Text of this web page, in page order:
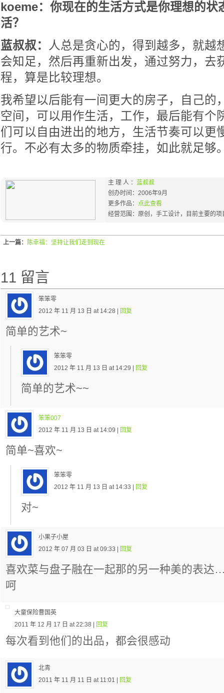
koeme：你现在的生活方式是你理想的状
活？
蓝叔叔：
人总是贪心的，得到越多，就越
会知足，然后再重新出发，通过努力，去
程，算是比较理想。
我希望以后能有一间更大的房子，自己的
空间，可以用作生活，工作，最后能有个
们可以自由进出的地方，生活节奏可以更
行。不必有太多的物质牵挂，如此就足够
主 理 人 ： 蓝叔叔
创办时间：2006年9月
更多作品： 点此查看
经营范围：原创，手工设计，目前主要的
上一篇： 陈幸福：坚持让我们走到现在
11 留言
笨笨零
2012 年 11 月 13 日 at 14:28 |
回复
简单的艺术~
笨笨零
2012 年 11 月 13 日 at 14:29 |
回复
简单的艺术~~
笨笨007
2012 年 11 月 13 日 at 14:09 |
回复
简单~喜欢~
笨笨零
2012 年 11 月 13 日 at 14:33 |
回复
对~
小果子小屋
2012 年 07 月 03 日 at 09:33 |
回复
喜欢菜与盘子融在一起那的另一种美的表
呵
大童保险曹国英
2011 年 12 月 17 日 at 22:38 |
回复
每次看到他们的出品，都会很感动
北青
2011 年 11 月 11 日 at 11:01 |
回复